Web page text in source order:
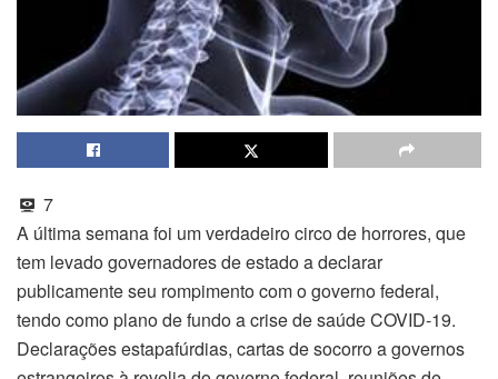
7
A última semana foi um verdadeiro circo de horrores, que
tem levado governadores de estado a declarar
publicamente seu rompimento com o governo federal,
tendo como plano de fundo a crise de saúde COVID-19.
Declarações estapafúrdias, cartas de socorro a governos